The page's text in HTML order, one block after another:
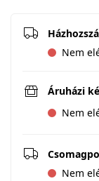
Nem
Áruházi
Nem
Nem